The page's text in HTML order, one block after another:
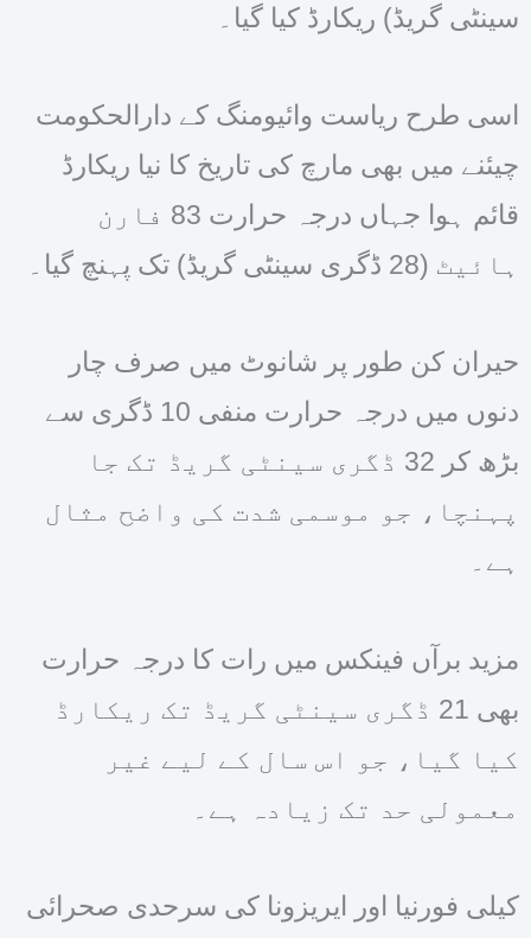
سینٹی گریڈ) ریکارڈ کیا گیا۔
اسی طرح ریاست وائیومنگ کے دارالحکومت
چیئنے میں بھی مارچ کی تاریخ کا نیا ریکارڈ
قائم ہوا جہاں درجہ حرارت 83 فارن
ہائیٹ (28 ڈگری سینٹی گریڈ) تک پہنچ گیا۔
حیران کن طور پر شانوٹ میں صرف چار
دنوں میں درجہ حرارت منفی 10 ڈگری سے
بڑھ کر 32 ڈگری سینٹی گریڈ تک جا
پہنچا، جو موسمی شدت کی واضح مثال
ہے۔
مزید برآں فینکس میں رات کا درجہ حرارت
بھی 21 ڈگری سینٹی گریڈ تک ریکارڈ
کیا گیا، جو اس سال کے لیے غیر
معمولی حد تک زیادہ ہے۔
کیلی فورنیا اور ایریزونا کی سرحدی صحرائی